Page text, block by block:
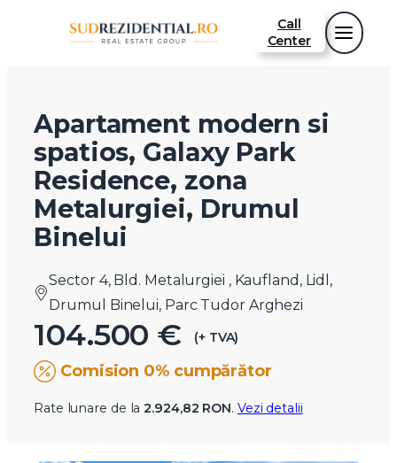
Call
Center
Apartament modern si
spatios, Galaxy Park
Residence, zona
Metalurgiei, Drumul
Binelui
Sector 4, Bld. Metalurgiei , Kaufland, Lidl,
Drumul Binelui, Parc Tudor Arghezi
104.500 € (+ TVA)
Comision 0% cumpărător
Rate lunare de la2.924,82 RON. Vezi detalii